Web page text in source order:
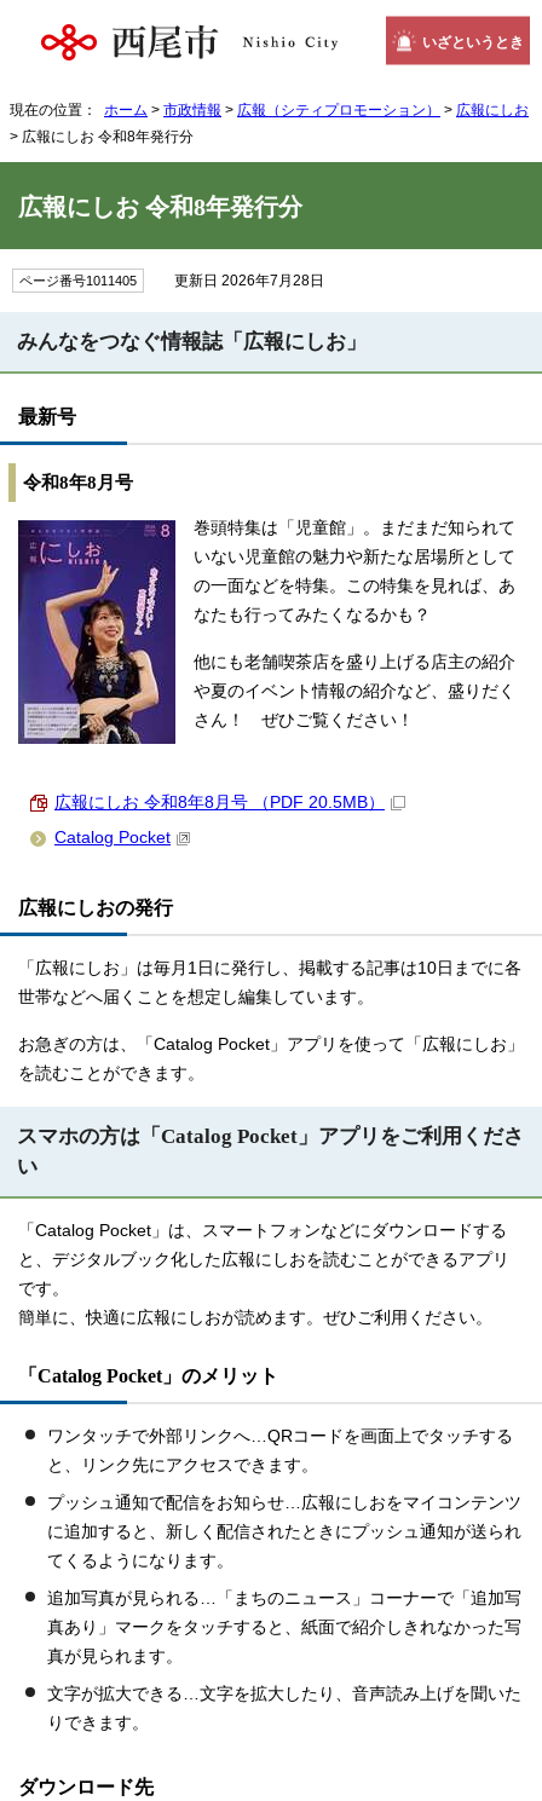
いざというとき
現在の位置： ホーム > 市政情報 > 広報（シティプロモーション） > 広報にしお
> 広報にしお 令和8年発行分
広報にしお 令和8年発行分
ページ番号1011405 更新日 2026年7月28日
みんなをつなぐ情報誌「広報にしお」
最新号
令和8年8月号
巻頭特集は「児童館」。まだまだ知られて
いない児童館の魅力や新たな居場所として
の一面などを特集。この特集を見れば、あ
なたも行ってみたくなるかも？
他にも老舗喫茶店を盛り上げる店主の紹介
や夏のイベント情報の紹介など、盛りだく
さん！ ぜひご覧ください！
広報にしお 令和8年8月号 （PDF 20.5MB）
Catalog Pocket
広報にしおの発行
「広報にしお」は毎月1日に発行し、掲載する記事は10日までに各
世帯などへ届くことを想定し編集しています。
お急ぎの方は、「Catalog Pocket」アプリを使って「広報にしお」
を読むことができます。
スマホの方は「Catalog Pocket」アプリをご利用くださ
い
「Catalog Pocket」は、スマートフォンなどにダウンロードする
と、デジタルブック化した広報にしおを読むことができるアプリ
です。
簡単に、快適に広報にしおが読めます。ぜひご利用ください。
「Catalog Pocket」のメリット
ワンタッチで外部リンクへ…QRコードを画面上でタッチする
と、リンク先にアクセスできます。
プッシュ通知で配信をお知らせ…広報にしおをマイコンテンツ
に追加すると、新しく配信されたときにプッシュ通知が送られ
てくるようになります。
追加写真が見られる…「まちのニュース」コーナーで「追加写
真あり」マークをタッチすると、紙面で紹介しきれなかった写
真が見られます。
文字が拡大できる…文字を拡大したり、音声読み上げを聞いた
りできます。
ダウンロード先